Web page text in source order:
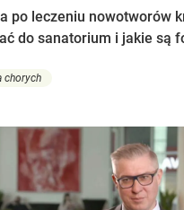
po leczeniu nowotworów
do sanatorium i jakie są
chorych